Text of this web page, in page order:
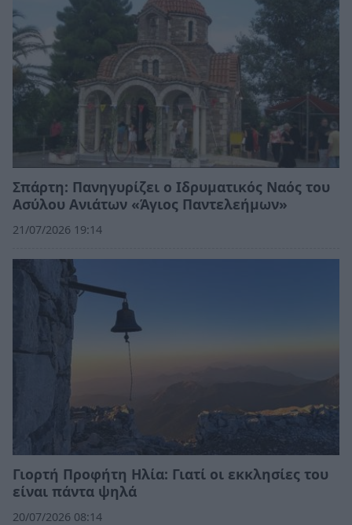
Σπάρτη: Πανηγυρίζει ο Ιδρυματικός Ναός του
Ασύλου Ανιάτων «Άγιος Παντελεήμων»
21/07/2026 19:14
Γιορτή Προφήτη Ηλία: Γιατί οι εκκλησίες του
είναι πάντα ψηλά
20/07/2026 08:14